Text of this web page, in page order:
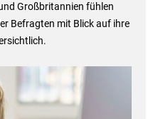
Großbritannien fühlen
Befragten mit Blick auf ihre